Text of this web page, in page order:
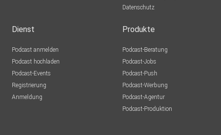
Hosted on Acast. See acast.com/privacy for more
Datenschutz
Dienst
Podcast anmelden
Podcast hochladen
Podcast-Events
Registrierung
Anmeldung
Produkte
Podcast-Beratung
Podcast-Jobs
Podcast-Push
Podcast-Werbung
Podcast-Agentur
Podcast-Produktion